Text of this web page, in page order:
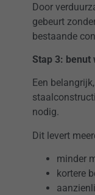
Door
gebeurt
bestaande
Stap 3: benut
Een
nodig.
Dit levert
minder
kortere